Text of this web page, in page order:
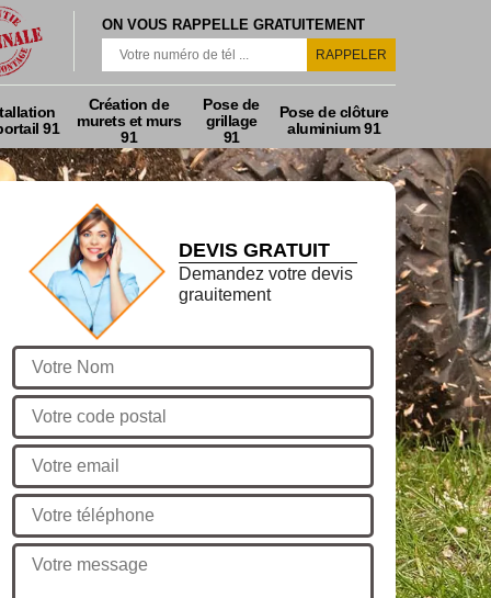
ON VOUS RAPPELLE GRATUITEMENT
91
Création de
murets et murs
91
Pose de
grillage
91
Pose de clôture
aluminium 91
DEVIS GRATUIT
Demandez votre devis
grauitement